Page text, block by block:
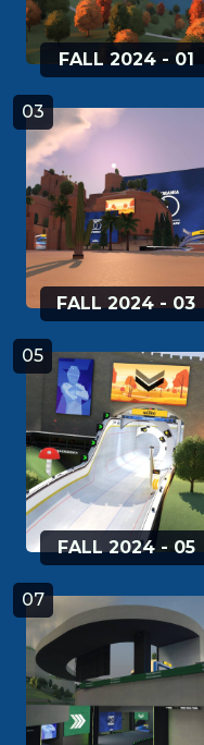
FALL 2024 - 01
03
FALL 2024 - 03
05
FALL 2024 - 05
07